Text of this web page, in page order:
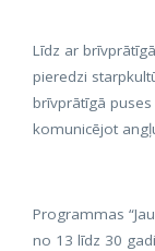
Līdz ar
pieredzi
brīvprātīgā
komunicējot
Programmas
no 13 līdz 30